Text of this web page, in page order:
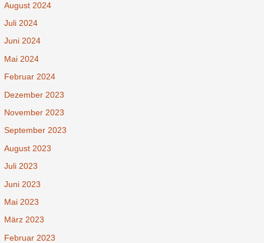
August 2024
Juli 2024
Juni 2024
Mai 2024
Februar 2024
Dezember 2023
November 2023
September 2023
August 2023
Juli 2023
Juni 2023
Mai 2023
März 2023
Februar 2023